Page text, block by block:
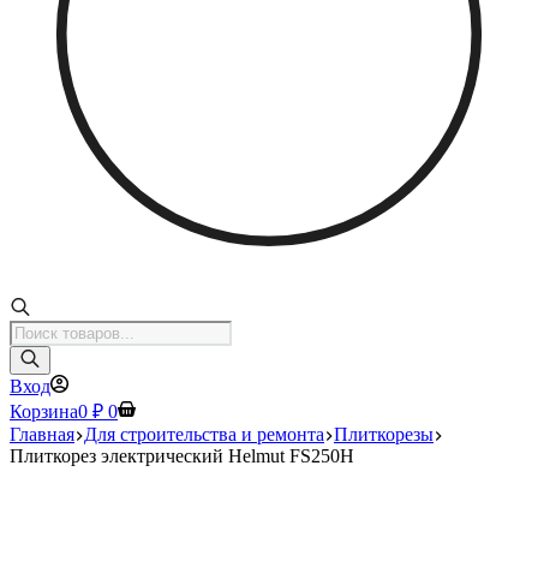
Поиск
товаров
Вход
Корзина0 ₽ 0
Главная Для строительства и ремонта Плиткорезы
Плиткорез электрический Helmut FS250H